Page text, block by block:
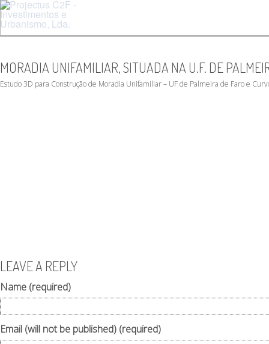
MORADIA UNIFAMILIAR, SITUADA NA U.F. DE
Estudo 3D para Construção de Moradia Unifamiliar – UF de Palmeira de Faro e
LEAVE A REPLY
Name (required)
Email (will not be published) (required)